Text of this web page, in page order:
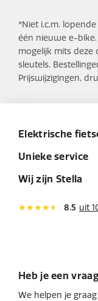
*Niet i.c.m.
één nieuwe e-
mogelijk mits deze
sleutels.
Prijswijzigingen,
Elektrische
Unieke service
Wij zijn Stella
Heb je een
We helpen je
8.5 uit